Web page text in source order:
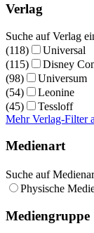
Verlag
Suche auf Verlag
(118)
Universal
(115)
Disney
(98)
Universum
(54)
Leonine
(45)
Tessloff
Mehr Verlag-Filter
Medienart
Suche auf
Physische
Mediengruppe